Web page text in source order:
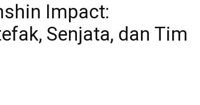
Impact:
Senjata, dan Tim